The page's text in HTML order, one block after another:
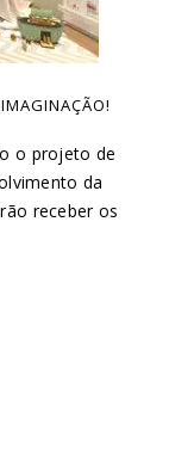
o projeto de
da
receber os